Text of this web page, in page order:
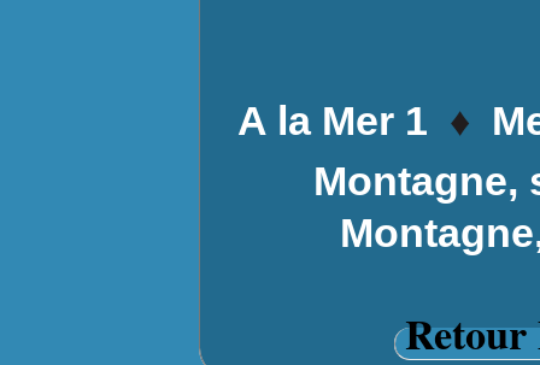
A la Mer 1 ♦
Montagne,
Retour